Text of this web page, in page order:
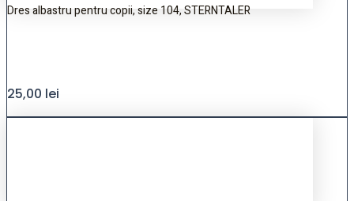
Dres albastru pentru copii, size 104, STERNTALER
25,00 lei